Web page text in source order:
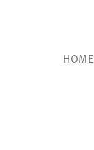
HOME